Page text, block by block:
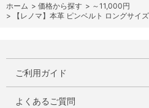
ホーム > 価格から探す > ～11,000円
>
【レノマ】本革 ピンベルト ロングサイ
ご利用ガイド
よくあるご質問